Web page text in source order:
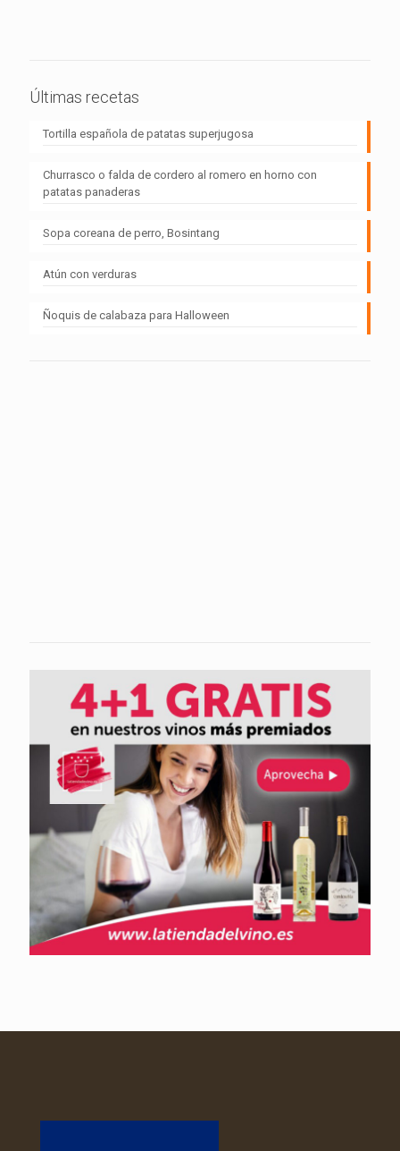
Últimas recetas
Tortilla española de patatas superjugosa
Churrasco o falda de cordero al romero en horno con
patatas panaderas
Sopa coreana de perro, Bosintang
Atún con verduras
Ñoquis de calabaza para Halloween